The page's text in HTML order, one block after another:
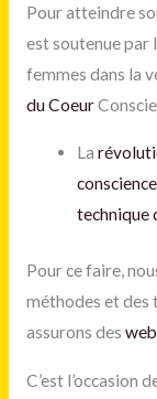
Pour atteindre
est soutenue par
femmes dans la
du Coeur
La
conscience
technique
Pour ce faire,
méthodes et des
assurons des
C’est l’occasion